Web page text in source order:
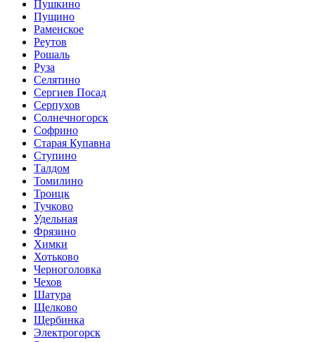
Пушкино
Пущино
Раменское
Реутов
Рошаль
Руза
Селятино
Сергиев Посад
Серпухов
Солнечногорск
Софрино
Старая Купавна
Ступино
Талдом
Томилино
Троицк
Тучково
Удельная
Фрязино
Химки
Хотьково
Черноголовка
Чехов
Шатура
Щелково
Щербинка
Электрогорск